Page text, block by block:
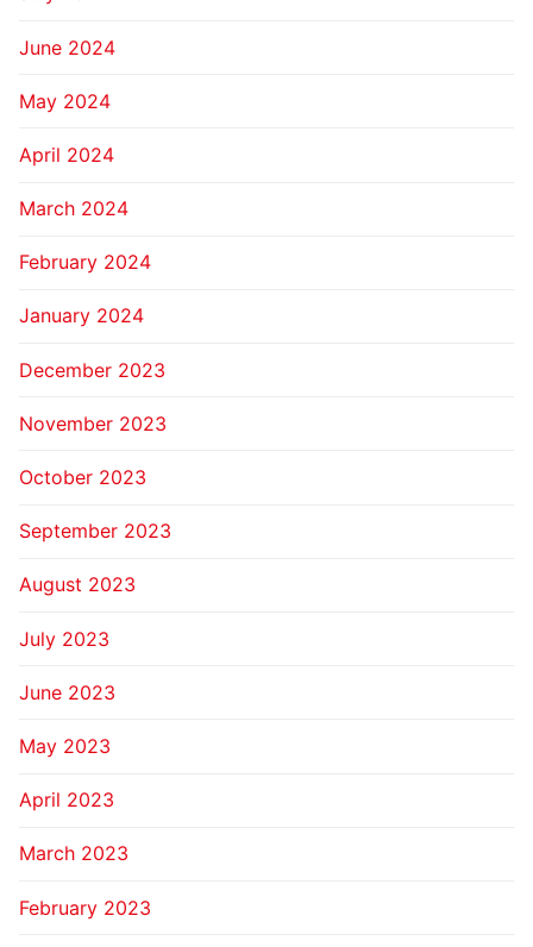
June 2024
May 2024
April 2024
March 2024
February 2024
January 2024
December 2023
November 2023
October 2023
September 2023
August 2023
July 2023
June 2023
May 2023
April 2023
March 2023
February 2023